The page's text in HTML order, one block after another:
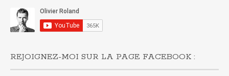
REJOIGNEZ-MOI SUR LA PAGE FACEBOOK :